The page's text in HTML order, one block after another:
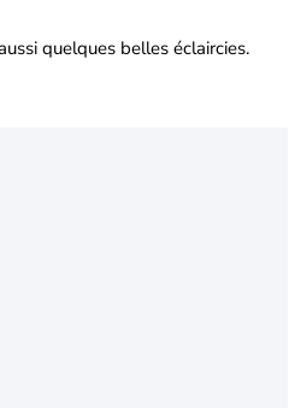
quelques belles éclaircies.